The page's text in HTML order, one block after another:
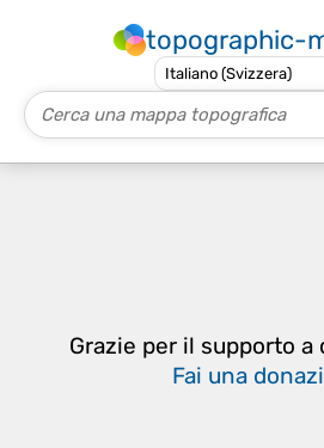
topographic-
Grazie per il supporto
Fai una